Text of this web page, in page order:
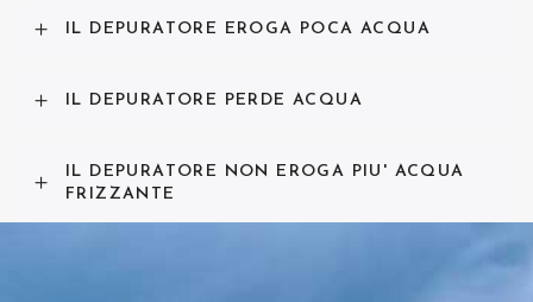
IL DEPURATORE EROGA POCA ACQUA
IL DEPURATORE PERDE ACQUA
IL DEPURATORE NON EROGA PIU' ACQUA
FRIZZANTE